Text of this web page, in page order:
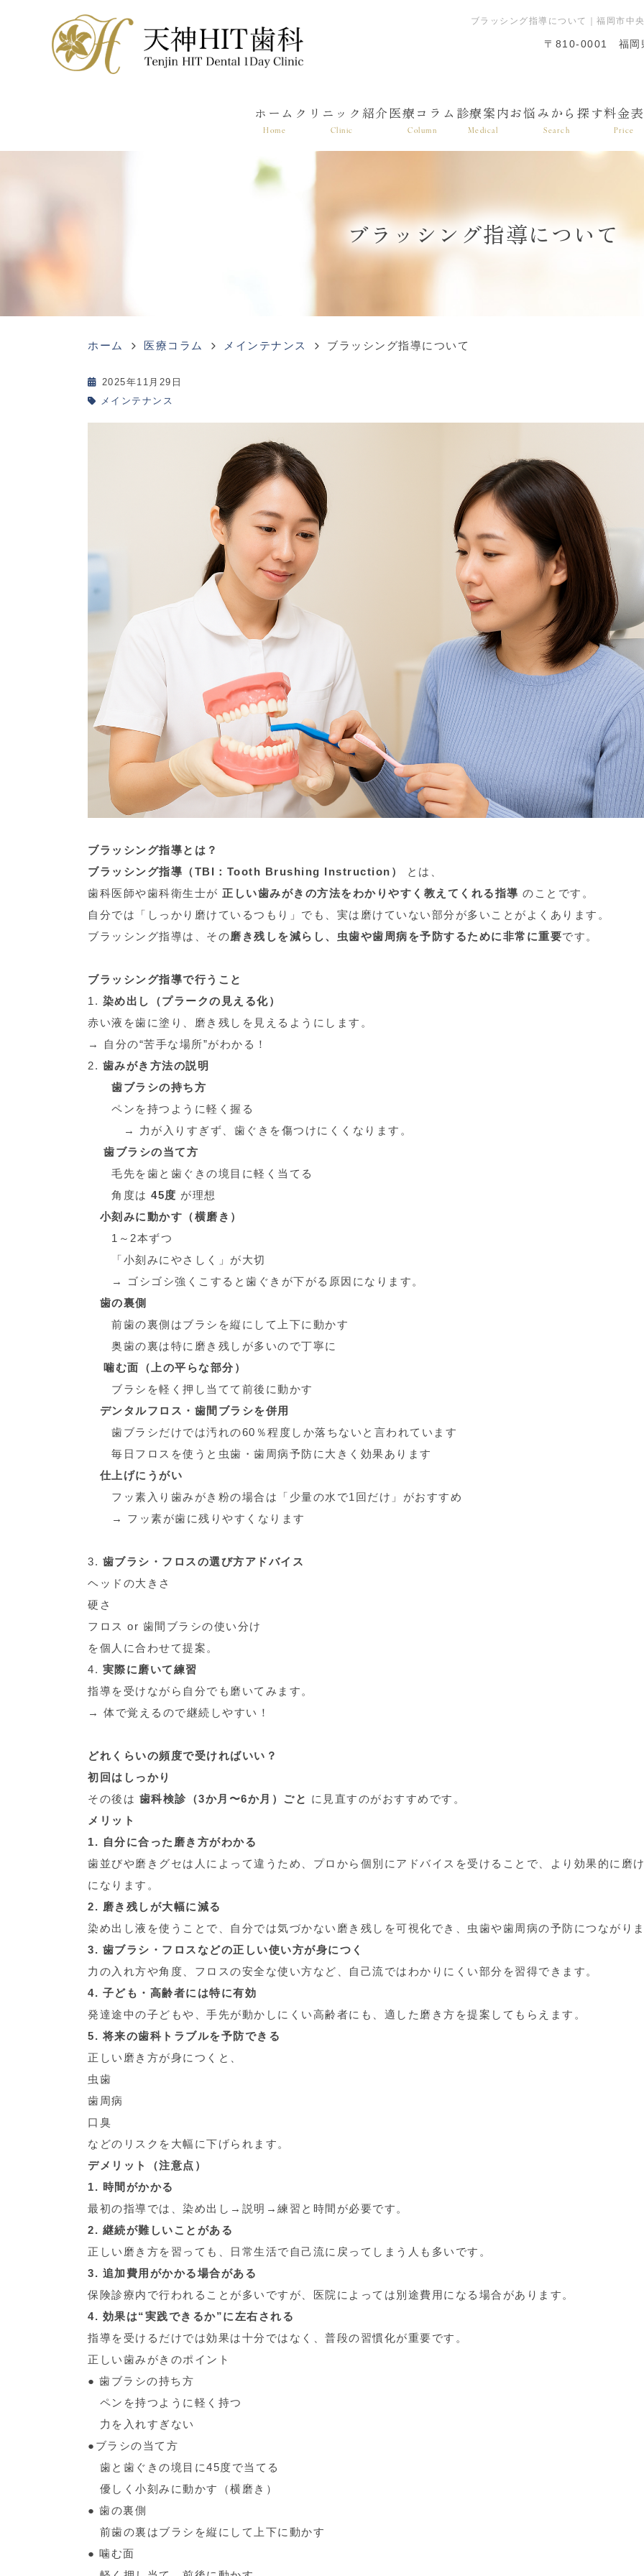
ブラッシング指導について｜福岡市中
〒810-0001 福岡
ホーム
Home
クリニック紹介
Clinic
医療コラム
Column
診療案内
Medical
お悩みから探す
Search
料金表
Price
ブラッシング指導について
ホーム 医療コラム メインテナンス ブラッシング指導について
2025年11月29日
メインテナンス
ブラッシング指導とは？
ブラッシング指導（TBI：Tooth Brushing Instruction）
とは、
歯科医師や歯科衛生士が 正しい歯みがきの方法をわかりやすく教えてくれる指導 のことです。
自分では「しっかり磨けているつもり」でも、実は磨けていない部分が多いことがよくあります。
ブラッシング指導は、その磨き残しを減らし、虫歯や歯周病を予防するために非常に重要です。
ブラッシング指導で行うこと
1. 染め出し（プラークの見える化）
赤い液を歯に塗り、磨き残しを見えるようにします。
→ 自分の“苦手な場所”がわかる！
2. 歯みがき方法の説明
歯ブラシの持ち方
ペンを持つように軽く握る
→ 力が入りすぎず、歯ぐきを傷つけにくくなります。
歯ブラシの当て方
毛先を歯と歯ぐきの境目に軽く当てる
角度は 45度 が理想
小刻みに動かす（横磨き）
1～2本ずつ
「小刻みにやさしく」が大切
→ ゴシゴシ強くこすると歯ぐきが下がる原因になります。
歯の裏側
前歯の裏側はブラシを縦にして上下に動かす
奥歯の裏は特に磨き残しが多いので丁寧に
噛む面（上の平らな部分）
ブラシを軽く押し当てて前後に動かす
デンタルフロス・歯間ブラシを併用
歯ブラシだけでは汚れの60％程度しか落ちないと言われています
毎日フロスを使うと虫歯・歯周病予防に大きく効果あります
仕上げにうがい
フッ素入り歯みがき粉の場合は「少量の水で1回だけ」がおすすめ
→ フッ素が歯に残りやすくなります
3. 歯ブラシ・フロスの選び方アドバイス
ヘッドの大きさ
硬さ
フロス or 歯間ブラシの使い分け
を個人に合わせて提案。
4. 実際に磨いて練習
指導を受けながら自分でも磨いてみます。
→ 体で覚えるので継続しやすい！
どれくらいの頻度で受ければいい？
初回はしっかり
その後は 歯科検診（3か月〜6か月）ごと に見直すのがおすすめです。
メリット
1. 自分に合った磨き方がわかる
歯並びや磨きグセは人によって違うため、プロから個別にアドバイスを受けることで、より効果的に磨
になります。
2. 磨き残しが大幅に減る
染め出し液を使うことで、自分では気づかない磨き残しを可視化でき、虫歯や歯周病の予防につながりま
3. 歯ブラシ・フロスなどの正しい使い方が身につく
力の入れ方や角度、フロスの安全な使い方など、自己流ではわかりにくい部分を習得できます。
4. 子ども・高齢者には特に有効
発達途中の子どもや、手先が動かしにくい高齢者にも、適した磨き方を提案してもらえます。
5. 将来の歯科トラブルを予防できる
正しい磨き方が身につくと、
虫歯
歯周病
口臭
などのリスクを大幅に下げられます。
デメリット（注意点）
1. 時間がかかる
最初の指導では、染め出し→説明→練習と時間が必要です。
2. 継続が難しいことがある
正しい磨き方を習っても、日常生活で自己流に戻ってしまう人も多いです。
3. 追加費用がかかる場合がある
保険診療内で行われることが多いですが、医院によっては別途費用になる場合があります。
4. 効果は“実践できるか”に左右される
指導を受けるだけでは効果は十分ではなく、普段の習慣化が重要です。
正しい歯みがきのポイント
● 歯ブラシの持ち方
ペンを持つように軽く持つ
力を入れすぎない
●ブラシの当て方
歯と歯ぐきの境目に45度で当てる
優しく小刻みに動かす（横磨き）
● 歯の裏側
前歯の裏はブラシを縦にして上下に動かす
● 噛む面